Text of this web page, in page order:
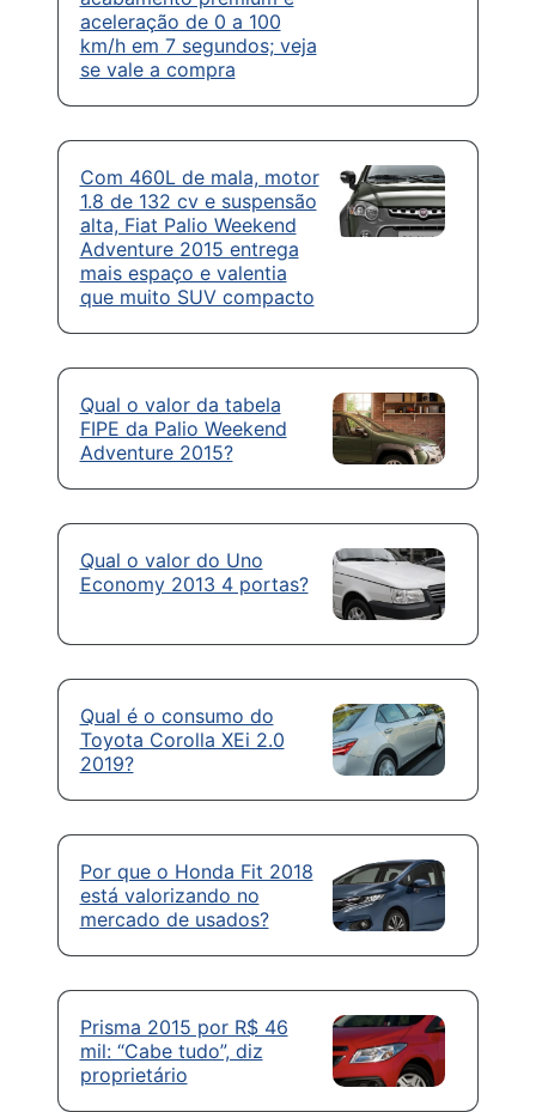
aceleração de 0 a 100
km/h em 7 segundos; veja
se vale a compra
Com 460L de mala, motor
1.8 de 132 cv e suspensão
alta, Fiat Palio Weekend
Adventure 2015 entrega
mais espaço e valentia
que muito SUV compacto
Qual o valor da tabela
FIPE da Palio Weekend
Adventure 2015?
Qual o valor do Uno
Economy 2013 4 portas?
Qual é o consumo do
Toyota Corolla XEi 2.0
2019?
Por que o Honda Fit 2018
está valorizando no
mercado de usados?
Prisma 2015 por R$ 46
mil: “Cabe tudo”, diz
proprietário